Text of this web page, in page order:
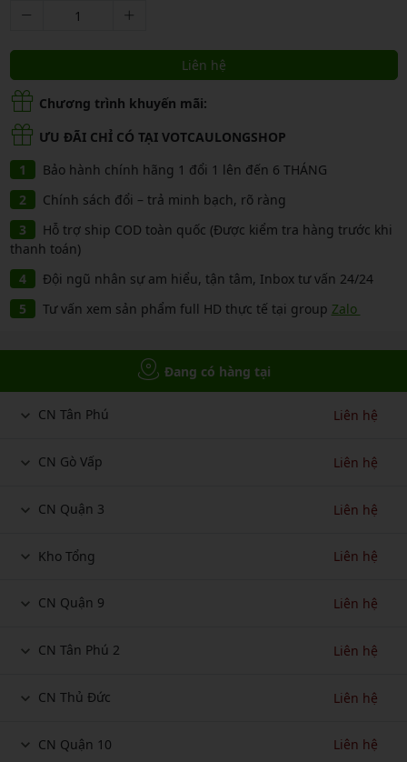
Liên hệ
Chương trình khuyến mãi:
ƯU ĐÃI CHỈ CÓ TẠI VOTCAULONGSHOP
Bảo hành chính hãng 1 đổi 1 lên đến 6 THÁNG
Chính sách đổi – trả minh bạch, rõ ràng
Hỗ trợ ship COD toàn quốc (Được kiểm tra hàng trước khi
thanh toán)
Đội ngũ nhân sự am hiểu, tận tâm, Inbox tư vấn 24/24
Tư vấn xem sản phẩm full HD thực tế tại group Zalo
Đang có hàng tại
CN Tân Phú Liên hệ
CN Gò Vấp Liên hệ
CN Quận 3 Liên hệ
Kho Tổng Liên hệ
CN Quận 9 Liên hệ
CN Tân Phú 2 Liên hệ
CN Thủ Đức Liên hệ
CN Quận 10 Liên hệ